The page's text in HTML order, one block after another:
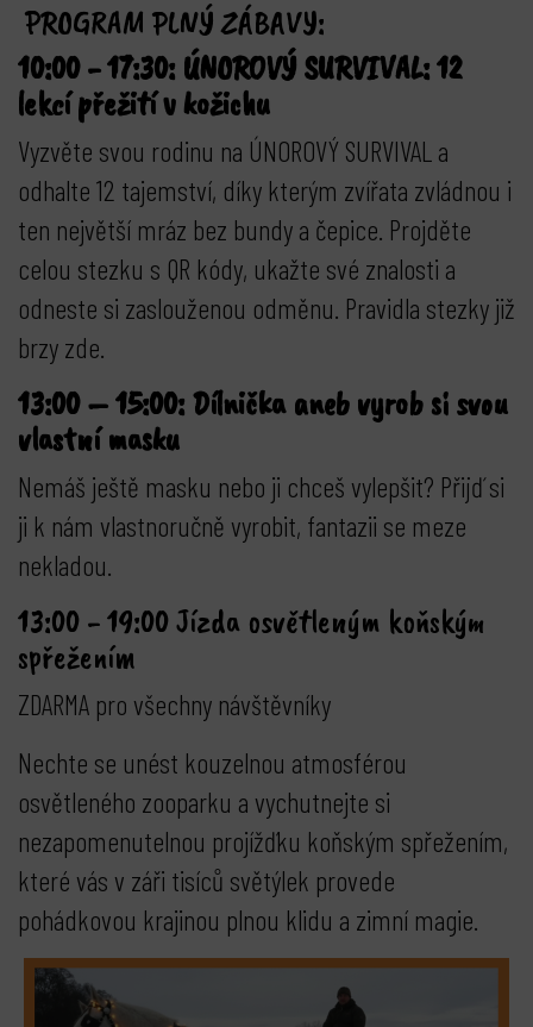
PROGRAM PLNÝ ZÁBAVY:
10:00 - 17:30: ÚNOROVÝ SURVIVAL: 12
lekcí přežití v kožichu
Vyzvěte svou rodinu na ÚNOROVÝ SURVIVAL a
odhalte 12 tajemství, díky kterým zvířata zvládnou i
ten největší mráz bez bundy a čepice. Projděte
celou stezku s QR kódy, ukažte své znalosti a
odneste si zaslouženou odměnu. Pravidla stezky již
brzy zde.
13:00 – 15:00: Dílnička aneb vyrob si svou
vlastní masku
Nemáš ještě masku nebo ji chceš vylepšit? Přijď si
ji k nám vlastnoručně vyrobit, fantazii se meze
nekladou.
13:00 - 19:00 Jízda osvětleným koňským
spřežením
ZDARMA pro všechny návštěvníky
Nechte se unést kouzelnou atmosférou
osvětleného zooparku a vychutnejte si
nezapomenutelnou projížďku koňským spřežením,
které vás v záři tisíců světýlek provede
pohádkovou krajinou plnou klidu a zimní magie.